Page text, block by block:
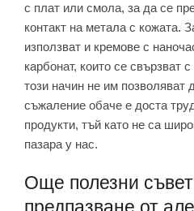
с плат или смола, за да се
контакт на метала с кожата.
използват и кремове с
карбонат, които се свързват
този начин не им позволяват
съжаление обаче е доста
продукти, тъй като не са
пазара у нас.
Още полезни